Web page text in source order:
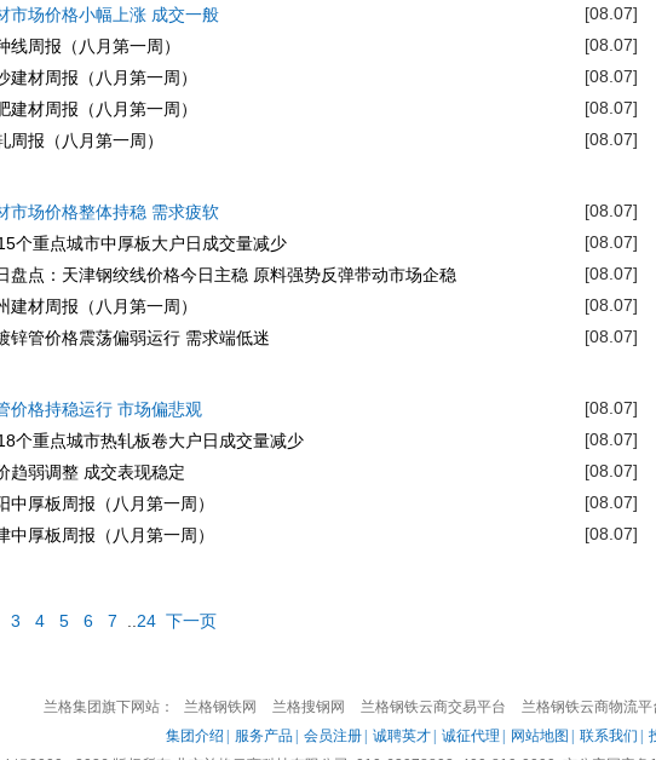
市场价格小幅上涨 成交一般 [08.07]
线周报（八月第一周） [08.07]
建材周报（八月第一周） [08.07]
建材周报（八月第一周） [08.07]
周报（八月第一周） [08.07]
市场价格整体持稳 需求疲软 [08.07]
个重点城市中厚板大户日成交量减少 [08.07]
盘点：天津钢绞线价格今日主稳 原料强势反弹带动市场企稳 [08.07]
建材周报（八月第一周） [08.07]
锌管价格震荡偏弱运行 需求端低迷 [08.07]
价格持稳运行 市场偏悲观 [08.07]
个重点城市热轧板卷大户日成交量减少 [08.07]
趋弱调整 成交表现稳定 [08.07]
中厚板周报（八月第一周） [08.07]
中厚板周报（八月第一周） [08.07]
3 4 5 6 7 24 下一页